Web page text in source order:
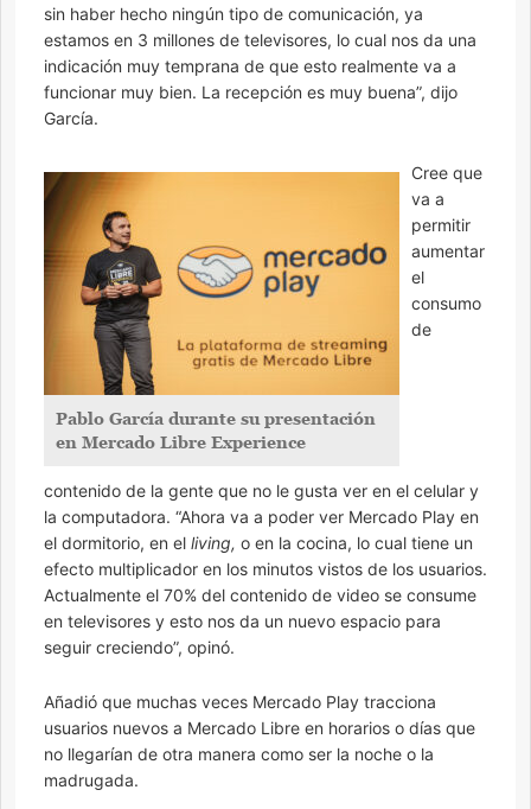
sin haber hecho ningún tipo de comunicación, ya
estamos en 3 millones de televisores, lo cual nos da una
indicación muy temprana de que esto realmente va a
funcionar muy bien. La recepción es muy buena”, dijo
García.
Pablo García durante su presentación
en Mercado Libre Experience
Cree que
va a
permitir
aumentar
el
consumo
de
contenido de la gente que no le gusta ver en el celular y
la computadora. “Ahora va a poder ver Mercado Play en
el dormitorio, en el living, o en la cocina, lo cual tiene un
efecto multiplicador en los minutos vistos de los usuarios.
Actualmente el 70% del contenido de video se consume
en televisores y esto nos da un nuevo espacio para
seguir creciendo”, opinó.
Añadió que muchas veces Mercado Play tracciona
usuarios nuevos a Mercado Libre en horarios o días que
no llegarían de otra manera como ser la noche o la
madrugada.